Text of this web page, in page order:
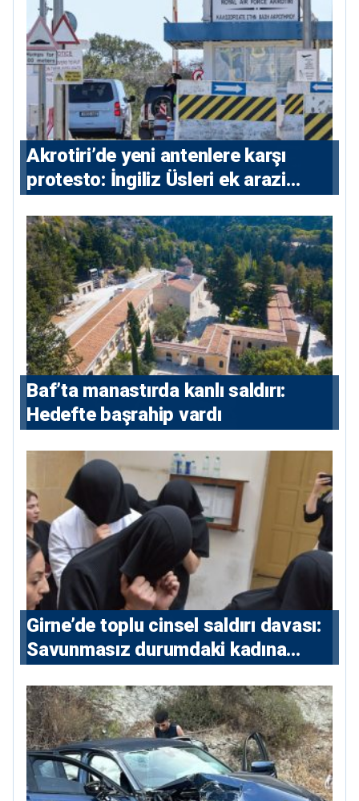
⁠Akrotiri’de yeni antenlere karşı
protesto: İngiliz Üsleri ek arazi
Baf’ta manastırda kanlı saldırı:
Hedefte başrahip vardı
Girne’de toplu cinsel saldırı davası:
Savunmasız durumdaki kadına